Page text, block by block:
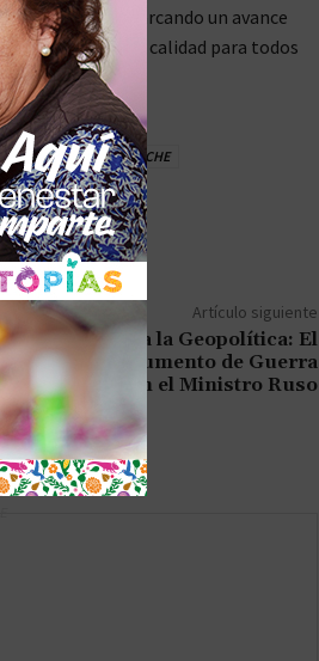
marcando un avance
médica de alta calidad para todos
SALUD CAMPECHE
Artículo siguiente
Desnuda la Geopolítica: El
Dólar, un Instrumento de Guerra
según el Ministro Ruso